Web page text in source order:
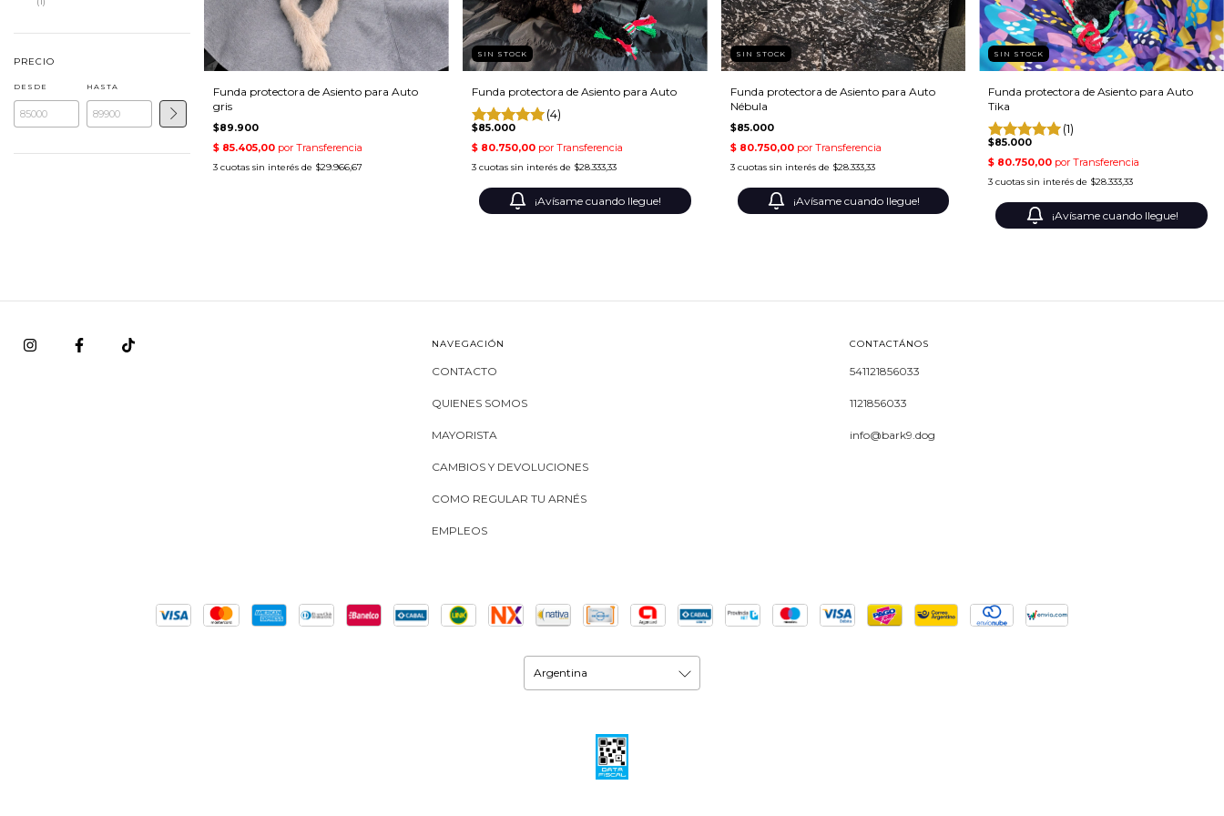
PRECIO
DESDE HASTA
Funda protectora de Asiento para Auto
gris
$89.900
3 cuotas sin interés de $29.966,67
SIN STOCK
Funda protectora de Asiento para Auto
(4)
$85.000
3 cuotas sin interés de $28.333,33
¡Avísame cuando llegue!
SIN STOCK
Funda protectora de Asiento para Auto
Nébula
$85.000
3 cuotas sin interés de $28.333,33
¡Avísame cuando llegue!
SIN STOCK
Funda protectora de Asiento para Auto
Tika
(1)
$85.000
3 cuotas sin interés de $28.333,33
¡Avísame cuando llegue!
NAVEGACIÓN
CONTACTO
QUIENES SOMOS
MAYORISTA
CAMBIOS Y DEVOLUCIONES
COMO REGULAR TU ARNÉS
EMPLEOS
CONTACTÁNOS
541121856033
1121856033
info@bark9.dog